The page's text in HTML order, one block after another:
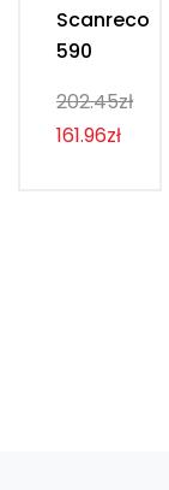
Scanreco
590
202.45zł
161.96zł